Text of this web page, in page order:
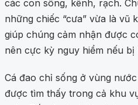
các con sông, kênh, rạch.
những chiếc “cưa” vừa là vũ
giúp chúng cảm nhận được
nên cực kỳ nguy hiểm nếu bị
Cá đao chỉ sống ở vùng
được tìm thấy trong cả khu